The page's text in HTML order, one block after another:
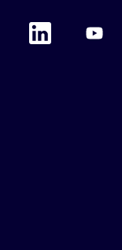
Accor
Accor Youtube
Linkedin